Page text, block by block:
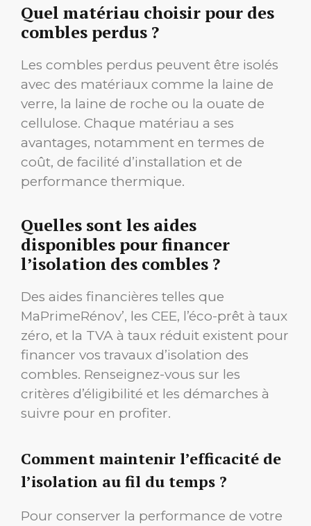
Quel matériau choisir pour des
combles perdus ?
Les combles perdus peuvent être isolés
avec des matériaux comme la laine de
verre, la laine de roche ou la ouate de
cellulose. Chaque matériau a ses
avantages, notamment en termes de
coût, de facilité d’installation et de
performance thermique.
Quelles sont les aides
disponibles pour financer
l’isolation des combles ?
Des aides financières telles que
MaPrimeRénov’, les CEE, l’éco-prêt à taux
zéro, et la TVA à taux réduit existent pour
financer vos travaux d’isolation des
combles. Renseignez-vous sur les
critères d’éligibilité et les démarches à
suivre pour en profiter.
Comment maintenir l’efficacité de
l’isolation au fil du temps ?
Pour conserver la performance de votre